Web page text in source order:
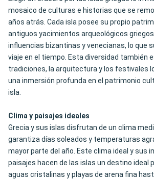
mosaico de culturas e historias que se
años atrás. Cada isla posee su propio
antiguos yacimientos arqueológicos
influencias bizantinas y venecianas, lo que
viaje en el tiempo. Esta diversidad también
tradiciones, la arquitectura y los festivales
una inmersión profunda en el patrimonio
isla.
Clima y paisajes ideales
Grecia y sus islas disfrutan de un clima
garantiza días soleados y temperaturas
mayor parte del año. Este clima ideal y sus
paisajes hacen de las islas un destino ideal
aguas cristalinas y playas de arena fina